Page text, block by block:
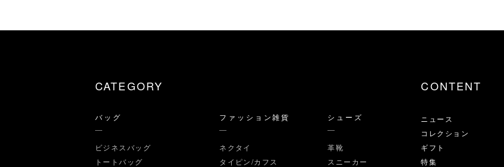
CATEGORY
バッグ
ビジネスバッグ
トートバッグ
ファッション雑貨
ネクタイ
タイピン/カフス
シューズ
革靴
スニーカー
CONTENT
ニュース
コレクション
ギフト
特集